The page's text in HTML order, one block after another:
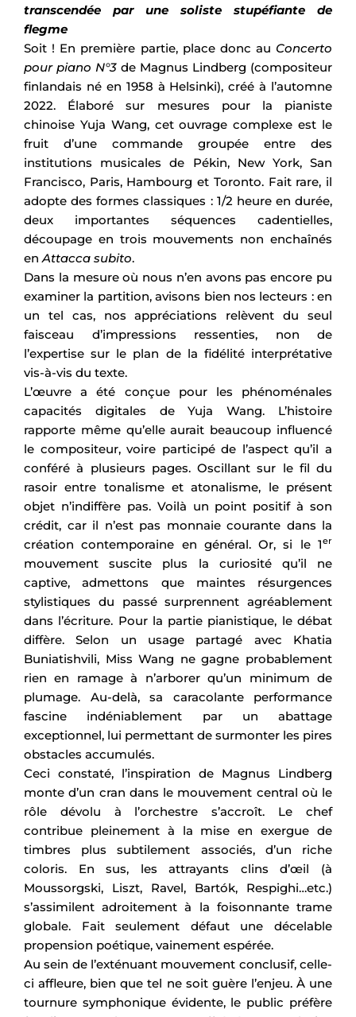
transcendée par une soliste stupéfiante de
flegme
Soit ! En première partie, place donc au Concerto
pour piano N°3 de Magnus Lindberg (compositeur
finlandais né en 1958 à Helsinki), créé à l’automne
2022. Élaboré sur mesures pour la pianiste
chinoise Yuja Wang, cet ouvrage complexe est le
fruit d’une commande groupée entre des
institutions musicales de Pékin, New York, San
Francisco, Paris, Hambourg et Toronto. Fait rare, il
adopte des formes classiques : 1/2 heure en durée,
deux importantes séquences cadentielles,
découpage en trois mouvements non enchaînés
enAttacca subito.
Dans la mesure où nous n’en avons pas encore pu
examiner la partition, avisons bien nos lecteurs : en
un tel cas, nos appréciations relèvent du seul
faisceau d’impressions ressenties, non de
l’expertise sur le plan de la fidélité interprétative
vis-à-vis du texte.
L’œuvre a été conçue pour les phénoménales
capacités digitales de Yuja Wang. L’histoire
rapporte même qu’elle aurait beaucoup influencé
le compositeur, voire participé de l’aspect qu’il a
conféré à plusieurs pages. Oscillant sur le fil du
rasoir entre tonalisme et atonalisme, le présent
objet n’indiffère pas. Voilà un point positif à son
crédit, car il n’est pas monnaie courante dans la
création contemporaine en général. Or, si le 1er
mouvement suscite plus la curiosité qu’il ne
captive, admettons que maintes résurgences
stylistiques du passé surprennent agréablement
dans l’écriture. Pour la partie pianistique, le débat
diffère. Selon un usage partagé avec Khatia
Buniatishvili, Miss Wang ne gagne probablement
rien en ramage à n’arborer qu’un minimum de
plumage. Au-delà, sa caracolante performance
fascine indéniablement par un abattage
exceptionnel, lui permettant de surmonter les pires
obstacles accumulés.
Ceci constaté, l’inspiration de Magnus Lindberg
monte d’un cran dans le mouvement central où le
rôle dévolu à l’orchestre s’accroît. Le chef
contribue pleinement à la mise en exergue de
timbres plus subtilement associés, d’un riche
coloris. En sus, les attrayants clins d’œil (à
Moussorgski, Liszt, Ravel, Bartók, Respighi…etc.)
s’assimilent adroitement à la foisonnante trame
globale. Fait seulement défaut une décelable
propension poétique, vainement espérée.
Au sein de l’exténuant mouvement conclusif, celle-
ci affleure, bien que tel ne soit guère l’enjeu. À une
tournure symphonique évidente, le public préfère